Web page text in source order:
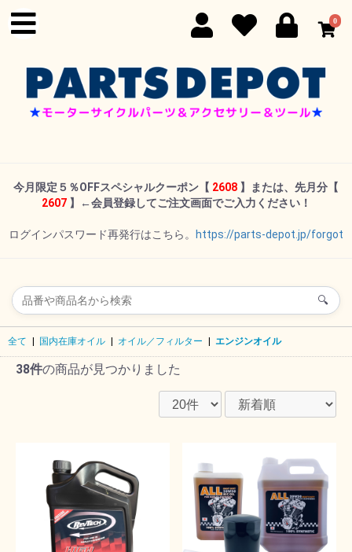
0
今月限定５％OFFスペシャルクーポン 【 2608 】または、先月分【
2607】←会員登録してご注文画面でご入力ください！
ログインパスワード再発行はこちら。 https://parts-depot.jp/forgot
🔍
全て 国内在庫オイル オイル／フィルター エンジンオイル
38件の商品が見つかりました